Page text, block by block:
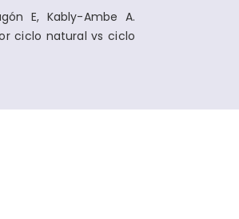
E, Kably-Ambe A.
ciclo natural vs ciclo